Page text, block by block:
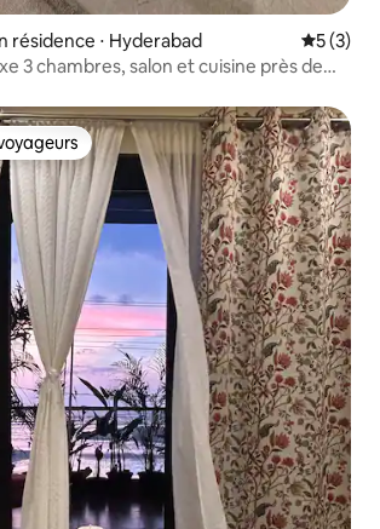
résidence ⋅ Hyderabad
5 (3)
3 chambres, salon et cuisine près de